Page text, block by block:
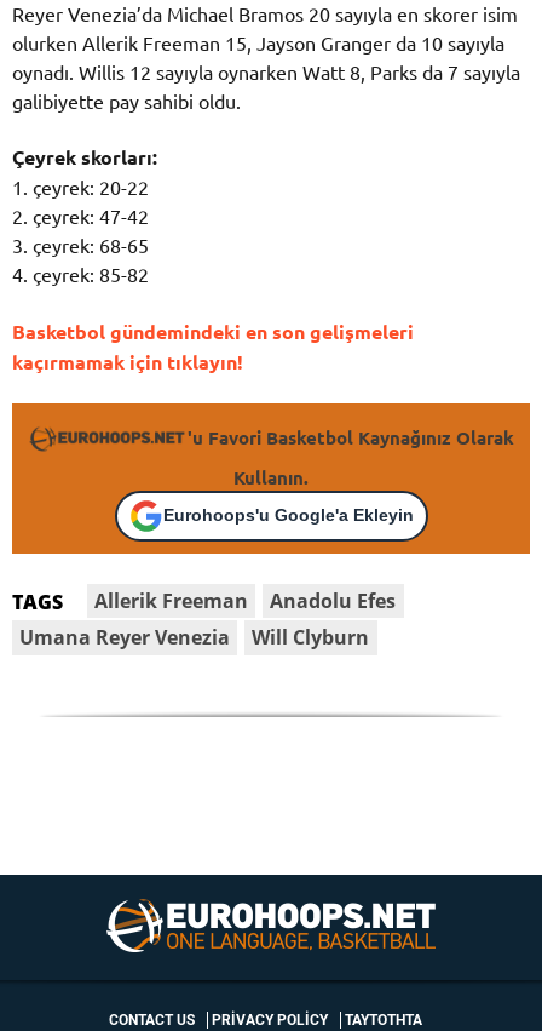
Reyer Venezia’da Michael Bramos 20 sayıyla en skorer isim
olurken Allerik Freeman 15, Jayson Granger da 10 sayıyla
oynadı. Willis 12 sayıyla oynarken Watt 8, Parks da 7 sayıyla
galibiyette pay sahibi oldu.
Çeyrek skorları:
1. çeyrek: 20-22
2. çeyrek: 47-42
3. çeyrek: 68-65
4. çeyrek: 85-82
Basketbol gündemindeki en son gelişmeleri
kaçırmamak için tıklayın!
'u Favori Basketbol Kaynağınız Olarak
Kullanın.
Eurohoops'u Google'a Ekleyin
TAGS Allerik Freeman
Anadolu Efes
Umana Reyer Venezia
Will Clyburn
CONTACT US PRIVACY POLICY ΤΑΥΤΟΤΗΤΑ